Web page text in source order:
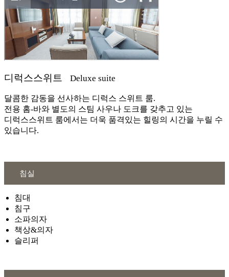
디럭스스위트 Deluxe suite
달콤한 감동을 선사하는 디럭스 스위트 룸.
전용 홈-바와 별도의 스팀 사우나 도크를 갖추고 있는
디럭스스위트 룸에서는 더욱 품격있는 힐링의 시간을 누릴 수
있습니다.
침실
침대
침구
소파의자
책상&의자
슬리퍼